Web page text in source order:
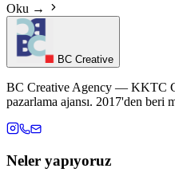
Oku →
BC Creative
BC Creative Agency — KKTC
pazarlama ajansı. 2017'den beri
Neler yapıyoruz